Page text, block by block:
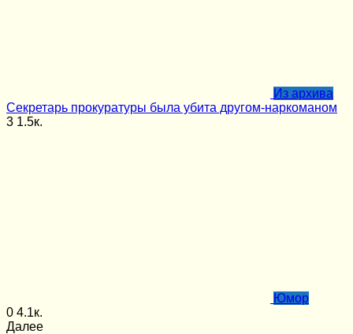
Из архива
Секретарь прокуратуры была убита другом-наркоманом
3 1.5к.
Юмор
0 4.1к.
Далее